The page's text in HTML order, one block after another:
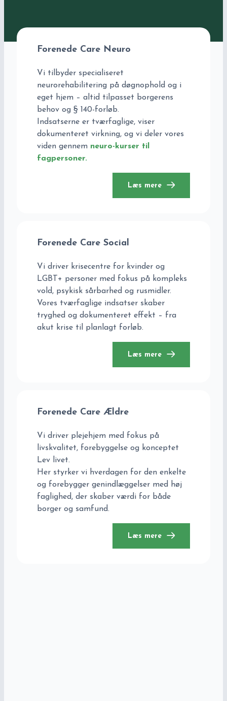
Forenede Care Neuro
Vi tilbyder specialiseret
neurorehabilitering på døgnophold og i
eget hjem – altid tilpasset borgerens
behov og § 140-forløb.
Indsatserne er tværfaglige, viser
dokumenteret virkning, og vi deler vores
viden gennem neuro-kurser til
fagpersoner.
Læs mere
Forenede Care Social
Vi driver krisecentre for kvinder og
LGBT+ personer med fokus på kompleks
vold, psykisk sårbarhed og rusmidler.
Vores tværfaglige indsatser skaber
tryghed og dokumenteret effekt – fra
akut krise til planlagt forløb.
Læs mere
Forenede Care Ældre
Vi driver plejehjem med fokus på
livskvalitet, forebyggelse og konceptet
Lev livet.
Her styrker vi hverdagen for den enkelte
og forebygger genindlæggelser med høj
faglighed, der skaber værdi for både
borger og samfund.
Læs mere